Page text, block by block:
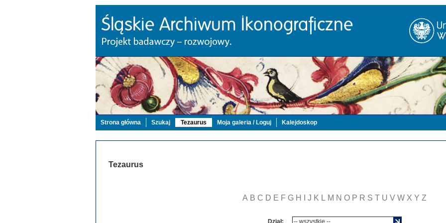
Strona główna Szukaj Tezaurus Moja galeria / Loguj Kalejdoskop
Tezaurus
A B C D E F G H J K L M N O P R S T U V W X Y Z
Dział: